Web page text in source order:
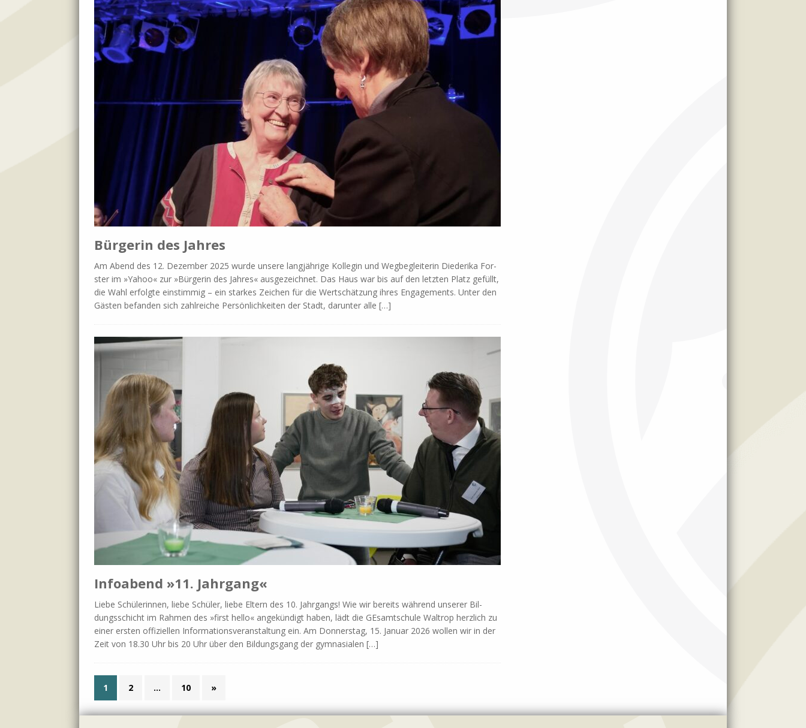
Bürgerin des Jahres
Am Abend des 12. De­zem­ber 2025 wur­de un­se­re lang­jäh­ri­ge Kol­le­gin und Weg­be­glei­te­rin Di­ede­ri­ka For­
ster im »Ya­hoo« zur »Bür­ge­rin des Jah­res« aus­ge­zeich­net. Das Haus war bis auf den letz­ten Platz ge­füllt,
die Wahl er­folg­te ein­stim­mig – ein star­kes Zei­chen für die Wert­schät­zung ih­res En­ga­ge­ments. Un­ter den
Gä­sten be­fan­den sich zahl­rei­che Per­sön­lich­kei­ten der Stadt, dar­un­ter alle […]
Infoabend »11. Jahrgang«
Lie­be Schü­le­rin­nen, lie­be Schü­ler, lie­be El­tern des 10. Jahr­gangs! Wie wir be­reits wäh­rend un­se­rer Bil­
dungs­schicht im Rah­men des »first hel­lo« an­ge­kün­digt ha­ben, lädt die GE­samt­schu­le Wal­trop herz­lich zu
ei­ner er­sten of­fi­zi­el­len In­for­ma­ti­ons­ver­an­stal­tung ein. Am Don­ners­tag, 15. Ja­nu­ar 2026 wol­len wir in der
Zeit von 18.30 Uhr bis 20 Uhr über den Bil­dungs­gang der gym­na­sia­len […]
1 2 … 10 »